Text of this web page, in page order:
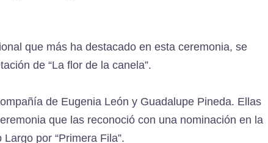
que más ha destacado en esta ceremonia, se
de “La flor de la canela”.
de Eugenia León y Guadalupe Pineda. Ellas
que las reconoció con una nominación en la
por “Primera Fila”.